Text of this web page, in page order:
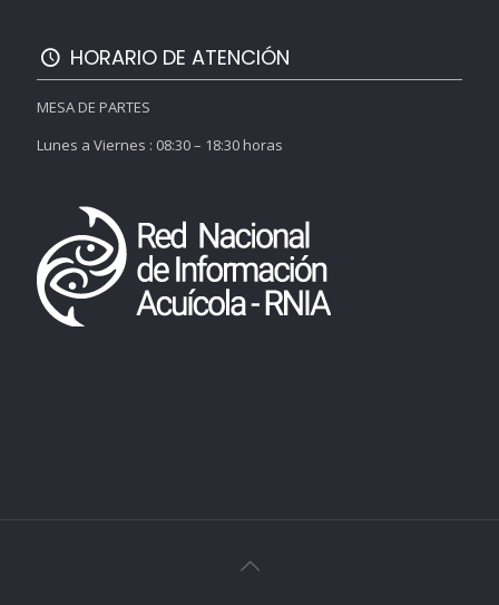
HORARIO DE ATENCIÓN
MESA DE PARTES
Lunes a Viernes : 08:30 – 18:30 horas